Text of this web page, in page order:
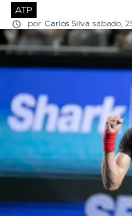
ATP
por Carlos Silva sábado,